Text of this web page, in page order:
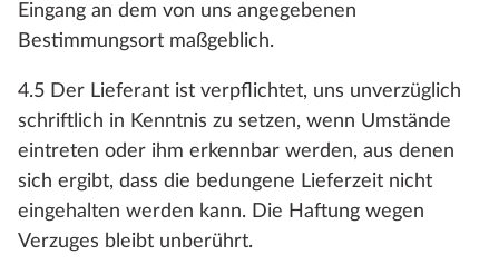
Eingang an dem von uns angegebenen
Bestimmungsort maßgeblich.
4.5 Der Lieferant ist verpflichtet, uns unverzüglich
schriftlich in Kenntnis zu setzen, wenn Umstände
eintreten oder ihm erkennbar werden, aus denen
sich ergibt, dass die bedungene Lieferzeit nicht
eingehalten werden kann. Die Haftung wegen
Verzuges bleibt unberührt.